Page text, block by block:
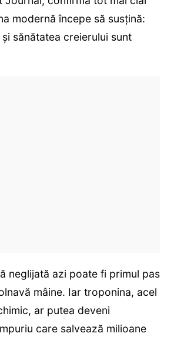
modernă începe să susțină:
sănătatea creierului sunt
neglijată azi poate fi primul pas
mâine. Iar troponina, acel
ar putea deveni
care salvează milioane